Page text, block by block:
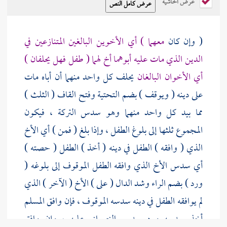
( وإن كانمعهما ) أي الأخوين البالغين المتنازعين في
الدين الذي مات عليه أبوهما أخ لهما ( طفل فهل يحلفان )
أي الأخوان البالغان يحلف كل واحد منهما أن أباه مات
على دينه ( ويوقف ) بضم التحتية وفتح القاف ( الثلث )
مما بيد كل واحد منهما وهو سدس التركة ، فيكون
المجموع ثلثها إلى بلوغ الطفل ، وإذا بلغ ( فمن ) أي الأخ
الذي ( وافقه ) الطفل في دينه ( أخذ ) الطفل ( حصته )
أي سدس الأخ الذي وافقه الطفل الموقوف إلى بلوغه (
ورد ) بضم الراء وشد الدال ( على ) الأخ ( الآخر ) الذي
لم يوافقه الطفل في دينه سدسه الموقوف ، فإن وافق المسلم
أخذ سدسه ورد سدس النصراني عليه ، وإن وافق